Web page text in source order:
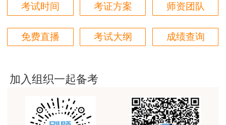
林轩老师讲得好，复杂的知识讲的深入浅出，能够听
得懂。简答题总结的也很到位。
用户m5****88
听他的课过的！
客户回复迅速，热心解答，购买体验很不错。
考试时间 考证方案 师资团队
免费直播 考试大纲 成绩查询
加入组织一起备考